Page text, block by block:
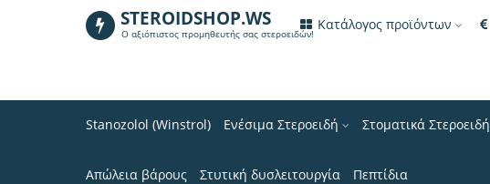
STEROIDSHOP.WS
Ο αξιόπιστος προμηθευτής σας στεροειδών!
Κατάλογος προϊόντων
Stanozolol (Winstrol) Ενέσιμα Στεροειδή Στοματικά Στεροειδή
Απώλεια βάρους Στυτική δυσλειτουργία Πεπτίδια